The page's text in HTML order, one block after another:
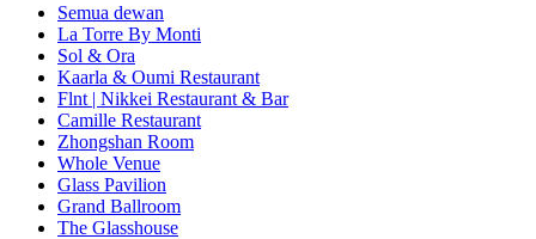
Semua dewan
La Torre By Monti
Sol & Ora
Kaarla & Oumi Restaurant
Flnt | Nikkei Restaurant & Bar
Camille Restaurant
Zhongshan Room
Whole Venue
Glass Pavilion
Grand Ballroom
The Glasshouse